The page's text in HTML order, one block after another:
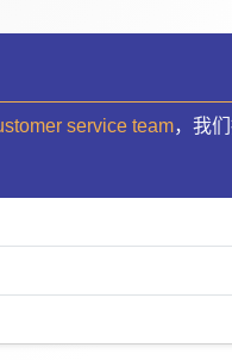
service team，我